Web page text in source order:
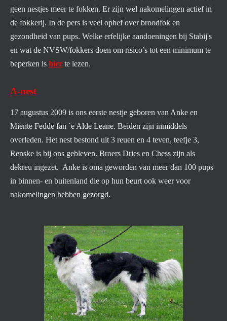
geen nestjes meer te fokken. Er zijn wel nakomelingen actief in
de fokkerij. In de pers is veel ophef over broodfok en
gezondheid van pups. Welke erfelijke aandoeningen bij Stabij's
en wat de NVSW/fokkers doen om risico’s tot een minimum te
beperken is hier te lezen.
A-nest
17 augustus 2009 is ons eerste nestje geboren van Anke en
Miente Fedde fan ´e Alde Leane. Beiden zijn inmiddels
overleden. Het nest bestond uit 3 reuen en 4 teven, teefje 3,
Renske is bij ons gebleven. Broers Dries en Chess zijn als
dekreu ingezet. Anke is oma geworden van meer dan 100 pups
in binnen- en buitenland die op hun beurt ook weer voor
nakomelingen hebben gezorgd.